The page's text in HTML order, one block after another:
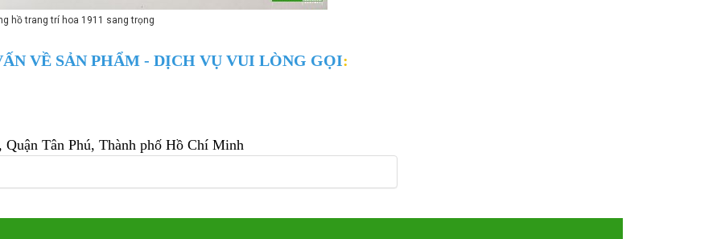
hồ trang trí hoa 1911 sang trọng
VỀ SẢN PHẨM - DỊCH VỤ VUI LÒNG GỌI:
Tân Phú, Thành phố Hồ Chí Minh